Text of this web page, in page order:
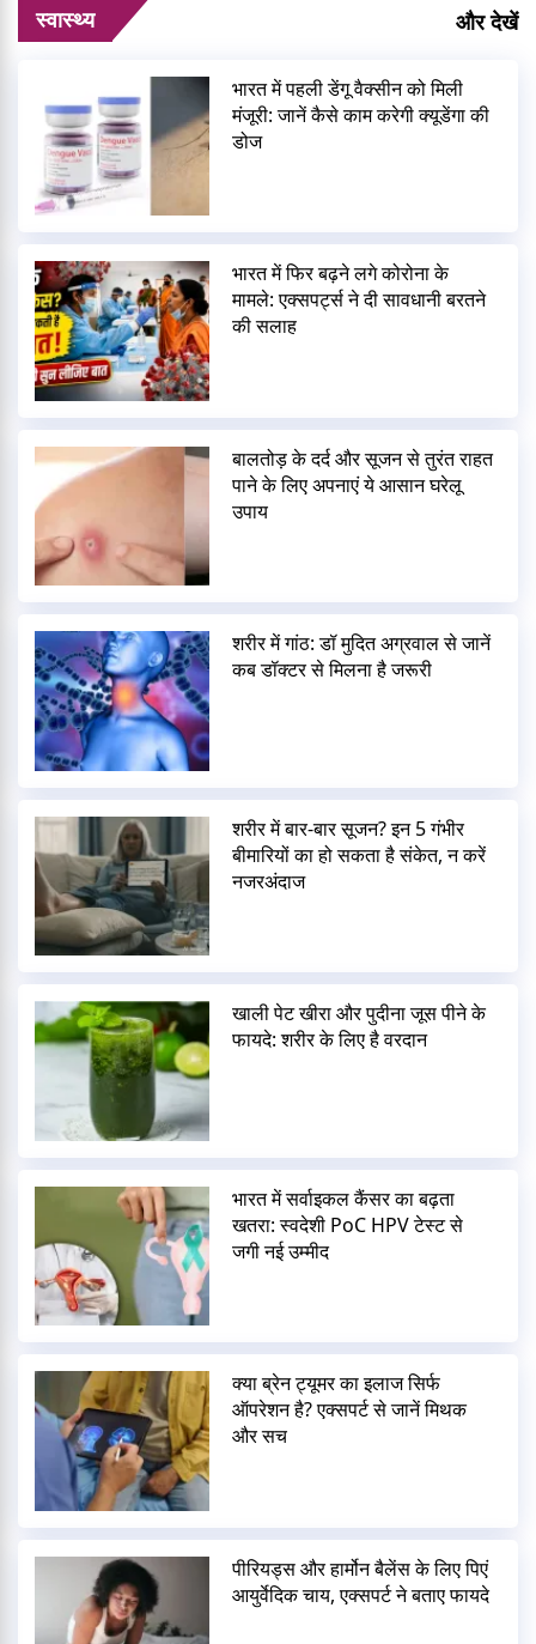
स्वास्थ्य और देखें
भारत में पहली डेंगू वैक्सीन को मिली
मंजूरी: जानें कैसे काम करेगी क्यूडेंगा की
डोज
भारत में फिर बढ़ने लगे कोरोना के
मामले: एक्सपर्ट्स ने दी सावधानी बरतने
की सलाह
बालतोड़ के दर्द और सूजन से तुरंत राहत
पाने के लिए अपनाएं ये आसान घरेलू
उपाय
शरीर में गांठ: डॉ मुदित अग्रवाल से जानें
कब डॉक्टर से मिलना है जरूरी
शरीर में बार-बार सूजन? इन 5 गंभीर
बीमारियों का हो सकता है संकेत, न करें
नजरअंदाज
खाली पेट खीरा और पुदीना जूस पीने के
फायदे: शरीर के लिए है वरदान
भारत में सर्वाइकल कैंसर का बढ़ता
खतरा: स्वदेशी PoC HPV टेस्ट से
जगी नई उम्मीद
क्या ब्रेन ट्यूमर का इलाज सिर्फ
ऑपरेशन है? एक्सपर्ट से जानें मिथक
और सच
पीरियड्स और हार्मोन बैलेंस के लिए पिएं
आयुर्वेदिक चाय, एक्सपर्ट ने बताए फायदे